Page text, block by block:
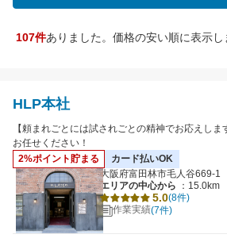
キズの種類
へこみキズ
キズのサイズ
※5cm以下から選択可
107件ありました。価格の安い順に表示し
HLP本社
【頼まれごとには試されごとの精神でお応えし
お任せください！
2%ポイント貯まる
カード払いOK
大阪府富田林市毛人谷669-1
エリアの中心から
：15.0km
5.0(8件)
作業実績(7件)